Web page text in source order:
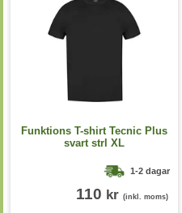
Funktions T-shirt Tecnic Plus
svart strl XL
1-2 dagar
110 kr (inkl. moms)